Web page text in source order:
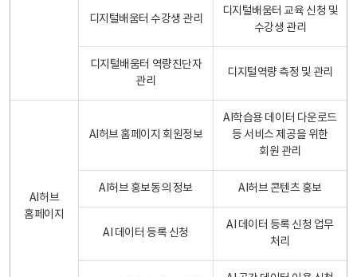
디지털배움터 수강생 관리
디지털배움터 교육 신청 및
수강생 관리
디지털배움터 역량진단자
관리
디지털역량 측정 및 관리
AI허브
홈페이지
AI허브 홈페이지 회원정보
AI학습용 데이터 다운로드
등 서비스 제공을 위한
회원 관리
AI허브 홍보동의 정보 AI허브 콘텐츠 홍보
AI 데이터 등록 신청
AI 데이터 등록 신청 업무
처리